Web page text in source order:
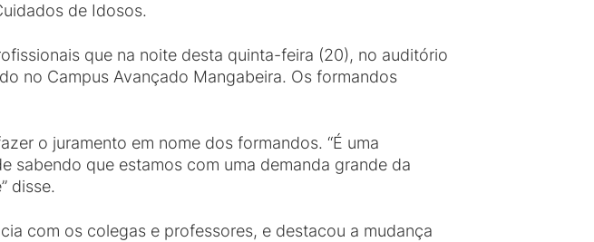
de Idosos.
que na noite desta quinta-feira (20), no auditório
no Campus Avançado Mangabeira. Os formandos
o juramento em nome dos formandos. “É uma
sabendo que estamos com uma demanda grande da
disse.
com os colegas e professores, e destacou a mudança